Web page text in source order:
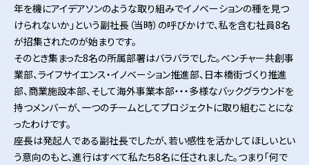
年を機にアイデアソンのような取り組みでイノベーションの種を見つ
けられないか」という副社長（当時）の呼びかけで、私を含む社員8名
が招集されたのが始まりです。
そのとき集まった8名の所属部署はバラバラでした。ベンチャー共創事
業部、ライフサイエンス・イノベーション推進部、日本橋街づくり推進
部、商業施設本部、そして海外事業本部・・・多様なバックグラウンドを
持つメンバーが、一つのチームとしてプロジェクトに取り組むことにな
ったわけです。
座長は発起人である副社長でしたが、若い感性を活かしてほしいとい
う意向のもと、進行はすべて私たち8名に任されました。つまり「何で